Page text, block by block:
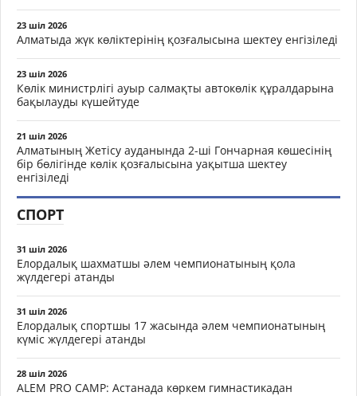
23 шіл 2026
Алматыда жүк көліктерінің қозғалысына шектеу енгізіледі
23 шіл 2026
Көлік министрлігі ауыр салмақты автокөлік құралдарына
бақылауды күшейтуде
21 шіл 2026
Алматының Жетісу ауданында 2-ші Гончарная көшесінің
бір бөлігінде көлік қозғалысына уақытша шектеу
енгізіледі
СПОРТ
31 шіл 2026
Елордалық шахматшы әлем чемпионатының қола
жүлдегері атанды
31 шіл 2026
Елордалық спортшы 17 жасында әлем чемпионатының
күміс жүлдегері атанды
28 шіл 2026
ALEM PRO CAMP: Астанада көркем гимнастикадан